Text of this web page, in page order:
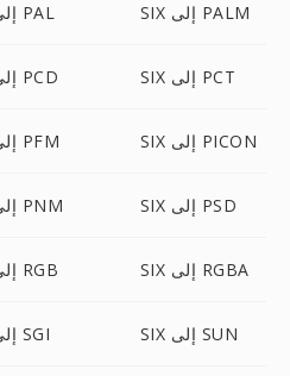
SIX إلى PAL SIX إلى PALM
SIX إلى PCD SIX إلى PCT
SIX إلى PFM SIX إلى PICON
SIX إلى PNM SIX إلى PSD
SIX إلى RGB SIX إلى RGBA
SIX إلى SGI SIX إلى SUN